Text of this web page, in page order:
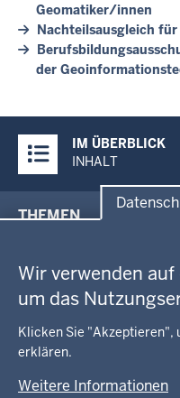
Wir verwenden
um das
Klicken Sie "Akzeptieren",
erklären.
Weitere Informationen
Geomatiker/innen
Nachteilsausgleich
der
Inhalte
IM ÜBERBLICK
INHALT
in
Fußzeile
THEMEN
Gesundheit und Soziales
Kommunales, Planung,
Ordnung und Sicherheit
Schule und Bildung
Wirtschaft und Kultur
GEOBASIS NRW
Ausbildung und Karriere
Geodaten-Anwendungen
Neues
Amtsblatt
Behördenleitung